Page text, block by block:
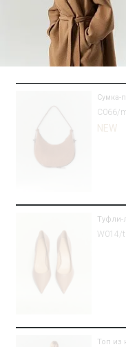
Сумка-
C066/
NEW
Туфли-
W014/
Топ из